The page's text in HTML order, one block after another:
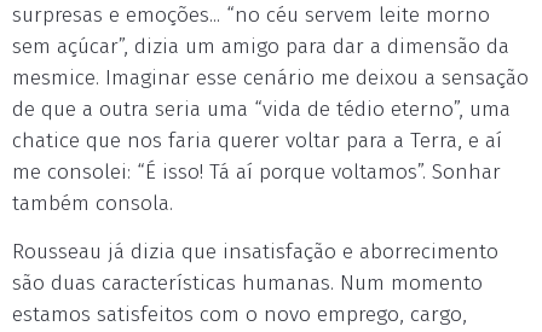
surpresas e emoções... “no céu servem leite morno
sem açúcar”, dizia um amigo para dar a dimensão da
mesmice. Imaginar esse cenário me deixou a sensação
de que a outra seria uma “vida de tédio eterno”, uma
chatice que nos faria querer voltar para a Terra, e aí
me consolei: “É isso! Tá aí porque voltamos”. Sonhar
também consola.
Rousseau já dizia que insatisfação e aborrecimento
são duas características humanas. Num momento
estamos satisfeitos com o novo emprego, cargo,